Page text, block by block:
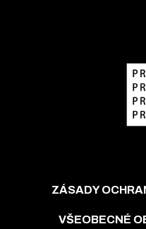
ZÁSADY
VŠEOBECNÉ